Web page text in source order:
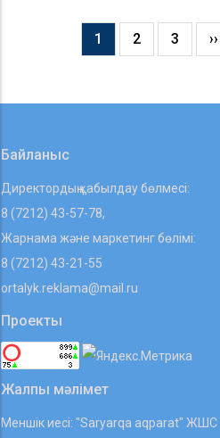
Current
1 Page
2 Page
3 ››
Байланыс
Директордың қабылдау бөлмесі:
8 (7212) 43-57-78,
Жарнама және маркетинг бөлімі:
8 (7212) 43-21-55
ortalyk.reklama@mail.ru
Проекты
Жалпы мәлімет
Меншік иесі: "Saryarqa aqparat" ЖШС